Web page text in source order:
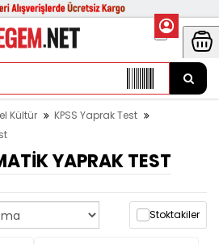
Kültür
KPSS Yaprak Test
YAPRAK TEST
Stoktakiler